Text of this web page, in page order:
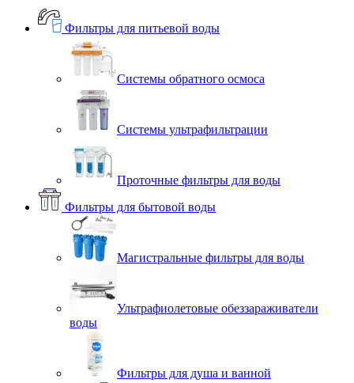
Фильтры для питьевой воды
Системы обратного осмоса
Системы ультрафильтрации
Проточные фильтры для воды
Фильтры для бытовой воды
Магистральные фильтры для воды
Ультрафиолетовые обеззараживатели
воды
Фильтры для душа и ванной